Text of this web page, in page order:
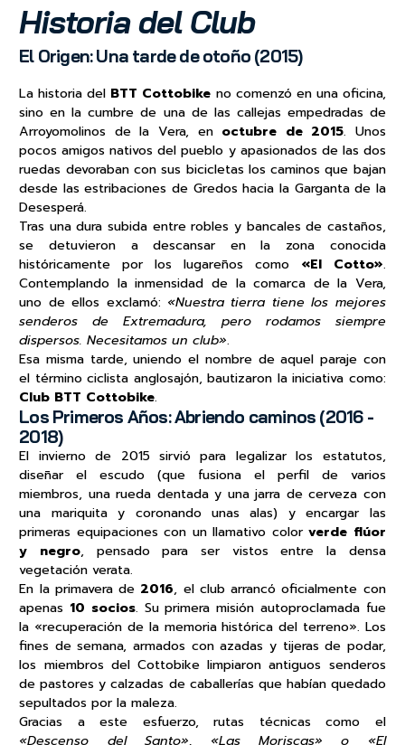
Historia del Club
El Origen: Una tarde de otoño (2015)
La historia del BTT Cottobike no comenzó en una oficina,
sino en la cumbre de una de las callejas empedradas de
Arroyomolinos de la Vera, en octubre de 2015. Unos
pocos amigos nativos del pueblo y apasionados de las dos
ruedas devoraban con sus bicicletas los caminos que bajan
desde las estribaciones de Gredos hacia la Garganta de la
Desesperá.
Tras una dura subida entre robles y bancales de castaños,
se detuvieron a descansar en la zona conocida
históricamente por los lugareños como «El Cotto».
Contemplando la inmensidad de la comarca de la Vera,
uno de ellos exclamó: «Nuestra tierra tiene los mejores
senderos de Extremadura, pero rodamos siempre
dispersos. Necesitamos un club».
Esa misma tarde, uniendo el nombre de aquel paraje con
el término ciclista anglosajón, bautizaron la iniciativa como:
Club BTT Cottobike.
Los Primeros Años: Abriendo caminos (2016 -
2018)
El invierno de 2015 sirvió para legalizar los estatutos,
diseñar el escudo (que fusiona el perfil de varios
miembros, una rueda dentada y una jarra de cerveza con
una mariquita y coronando unas alas) y encargar las
primeras equipaciones con un llamativo colorverde flúor
y negro, pensado para ser vistos entre la densa
vegetación verata.
En la primavera de 2016, el club arrancó oficialmente con
apenas 10 socios. Su primera misión autoproclamada fue
la «recuperación de la memoria histórica del terreno». Los
fines de semana, armados con azadas y tijeras de podar,
los miembros del Cottobike limpiaron antiguos senderos
de pastores y calzadas de caballerías que habían quedado
sepultados por la maleza.
Gracias a este esfuerzo, rutas técnicas como el
«Descenso del Santo»,
«Las Moriscas» o «El